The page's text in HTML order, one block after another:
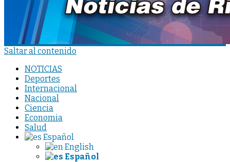
Saltar al contenido
NOTICIAS
Deportes
Internacional
Nacional
Ciencia
Economia
Salud
Español
English
Español